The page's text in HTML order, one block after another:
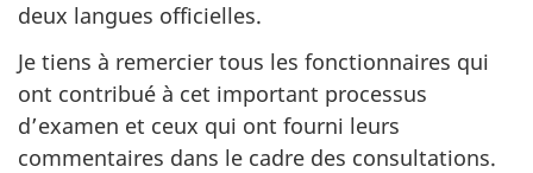
deux langues officielles.
Je tiens à remercier tous les fonctionnaires qui
ont contribué à cet important processus
d’examen et ceux qui ont fourni leurs
commentaires dans le cadre des consultations.